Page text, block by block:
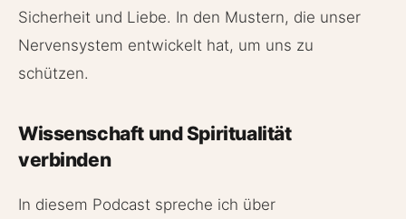
Sicherheit und Liebe. In den Mustern, die unser
Nervensystem entwickelt hat, um uns zu
schützen.
Wissenschaft und Spiritualität
verbinden
In diesem Podcast spreche ich über